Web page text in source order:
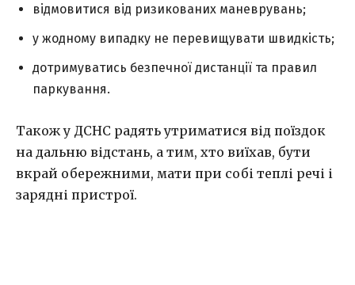
відмовитися від ризикованих маневрувань;
у жодному випадку не перевищувати швидкість;
дотримуватись безпечної дистанції та правил
паркування.
Також у ДСНС радять утриматися від поїздок
на дальню відстань, а тим, хто виїхав, бути
вкрай обережними, мати при собі теплі речі і
зарядні пристрої.